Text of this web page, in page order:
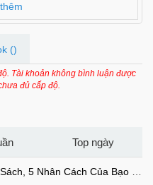
tuần trước
tuần trước
trước
tháng trước
trước
()
Tài khoản không bình luận được
đủ cấp độ.
Top ngày